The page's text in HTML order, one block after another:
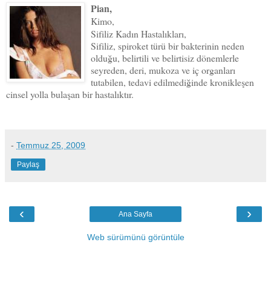
Pian,
Kimo,
Sifiliz Kadın Hastalıkları,
Sifiliz, spiroket türü bir bakterinin neden
olduğu, belirtili ve belirtisiz dönemlerle
seyreden, deri, mukoza ve iç organları
tutabilen, tedavi edilmediğinde kronikleşen
cinsel yolla bulaşan bir hastalıktır.
- Temmuz 25, 2009
Paylaş
‹ ›
Ana Sayfa
Web sürümünü görüntüle